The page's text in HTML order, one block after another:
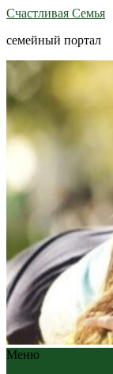
Счастливая Семья
семейный портал
Меню